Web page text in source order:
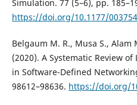
Simulation. 77 (5–6), pp.
https://doi.org/10.1177/
Belgaum M. R., Musa S., Alam
(2020). A Systematic Review
in Software-Defined
98612–98636. https://doi.org/